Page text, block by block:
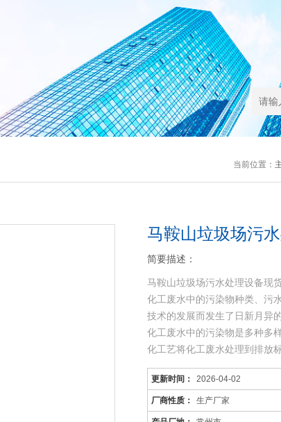
当前位置：
马鞍山垃圾场污
简要描述：
马鞍山垃圾场污水处理设备现
化工废水中的污染物种类、污
技术的发展而发生了日新月异
化工废水中的污染物是多种多
化工艺将化工废水处理到排放
可生化性差，
更新时间： 2026-04-02
厂商性质： 生产厂家